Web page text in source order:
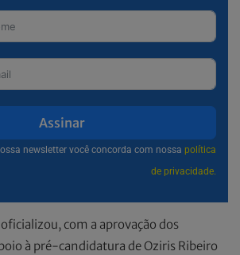
Assinar
newsletter você concorda com nossa política
de privacidade.
com a aprovação dos
à pré-candidatura de Oziris Ribeiro